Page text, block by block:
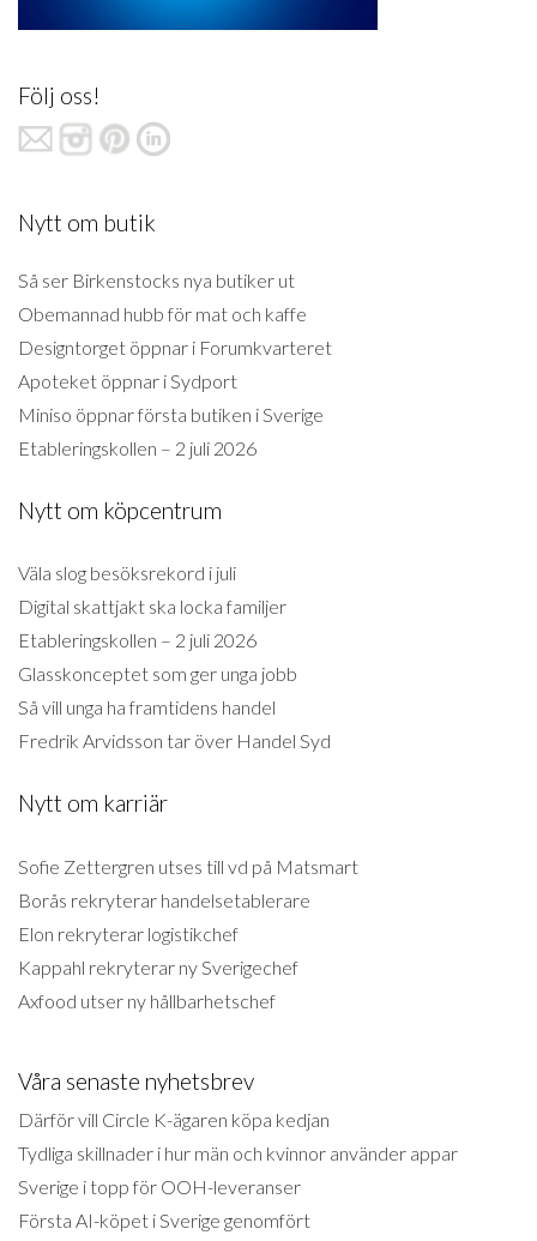
Följ oss!
Nytt om butik
Så ser Birkenstocks nya butiker ut
Obemannad hubb för mat och kaffe
Designtorget öppnar i Forumkvarteret
Apoteket öppnar i Sydport
Miniso öppnar första butiken i Sverige
Etableringskollen – 2 juli 2026
Nytt om köpcentrum
Väla slog besöksrekord i juli
Digital skattjakt ska locka familjer
Etableringskollen – 2 juli 2026
Glasskonceptet som ger unga jobb
Så vill unga ha framtidens handel
Fredrik Arvidsson tar över Handel Syd
Nytt om karriär
Sofie Zettergren utses till vd på Matsmart
Borås rekryterar handelsetablerare
Elon rekryterar logistikchef
Kappahl rekryterar ny Sverigechef
Axfood utser ny hållbarhetschef
Våra senaste nyhetsbrev
Därför vill Circle K-ägaren köpa kedjan
Tydliga skillnader i hur män och kvinnor använder appar
Sverige i topp för OOH-leveranser
Första AI-köpet i Sverige genomfört